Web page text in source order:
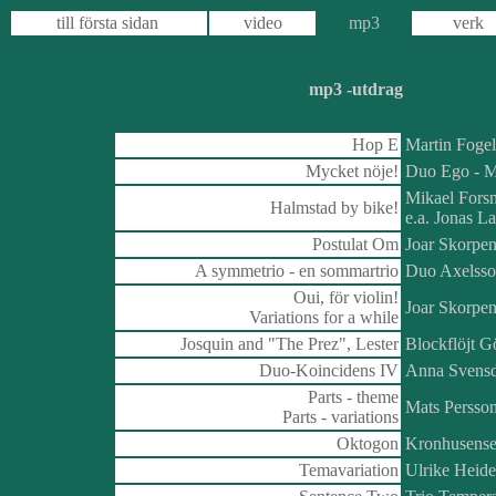
till första sidan video mp3 verk
mp3 -utdrag
Hop E Martin
Mycket nöje! Duo Ego -
Halmstad by bike!
Mikael
e.a. Jonas
Postulat Om Joar
A symmetrio - en sommartrio Duo
Oui, för violin!
Variations for a while
Joar
Josquin and "The Prez", Lester Blockflöjt
Duo-Koincidens IV Anna
Parts - theme
Parts - variations
Mats
Oktogon
Temavariation Ulrike